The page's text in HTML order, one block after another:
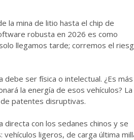
la mina de litio hasta el chip de
robusta en 2026 es como
llegamos tarde; corremos el
ser física o intelectual. ¿Es más
la energía de esos vehículos? La
patentes disruptivas.
directa con los sedanes chinos y se
ligeros, de carga última